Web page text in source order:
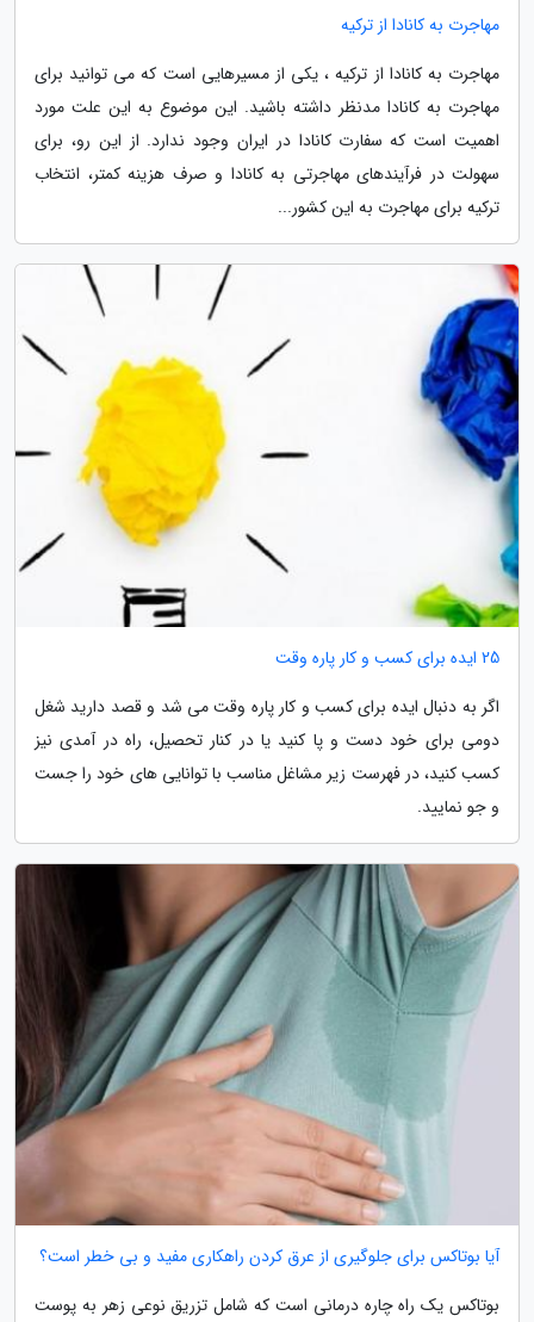
مهاجرت به کانادا از ترکیه
مهاجرت به کانادا از ترکیه ، یکی از مسیرهایی است که می توانید برای
مهاجرت به کانادا مدنظر داشته باشید. این موضوع به این علت مورد
اهمیت است که سفارت کانادا در ایران وجود ندارد. از این رو، برای
سهولت در فرآیندهای مهاجرتی به کانادا و صرف هزینه کمتر، انتخاب
ترکیه برای مهاجرت به این کشور...
25 ایده برای کسب و کار پاره وقت
اگر به دنبال ایده برای کسب و کار پاره وقت می شد و قصد دارید شغل
دومی برای خود دست و پا کنید یا در کنار تحصیل، راه در آمدی نیز
کسب کنید، در فهرست زیر مشاغل مناسب با توانایی های خود را جست
و جو نمایید.
آیا بوتاکس برای جلوگیری از عرق کردن راهکاری مفید و بی خطر است؟
بوتاکس یک راه چاره درمانی است که شامل تزریق نوعی زهر به پوست